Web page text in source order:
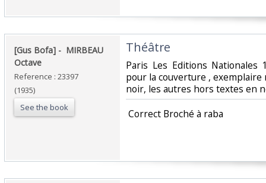
‎[Gus Bofa] - ‎ ‎MIRBEAU
Octave‎
Reference : 23397
(1935)
See the book
‎Théâtre‎
‎Paris Les Editions
pour la couverture ,
noir, les autres hors textes en
‎ Correct Broché à raba‎